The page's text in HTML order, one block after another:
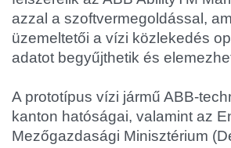
azzal a szoftvermegoldással,
üzemeltetői a vízi közlekedés
adatot begyűjthetik és
A prototípus vízi jármű ABB-
kanton hatóságai, valamint az
Mezőgazdasági Minisztérium